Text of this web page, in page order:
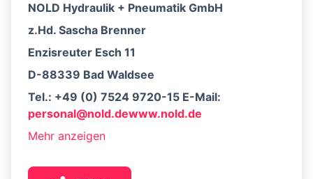
NOLD Hydraulik + Pneumatik GmbH
z.Hd. Sascha Brenner
Enzisreuter Esch 11
D-88339 Bad Waldsee
Tel.: +49 (0) 7524 9720-15 E-Mail:
personal@nold.dewww.nold.de
Mehr anzeigen